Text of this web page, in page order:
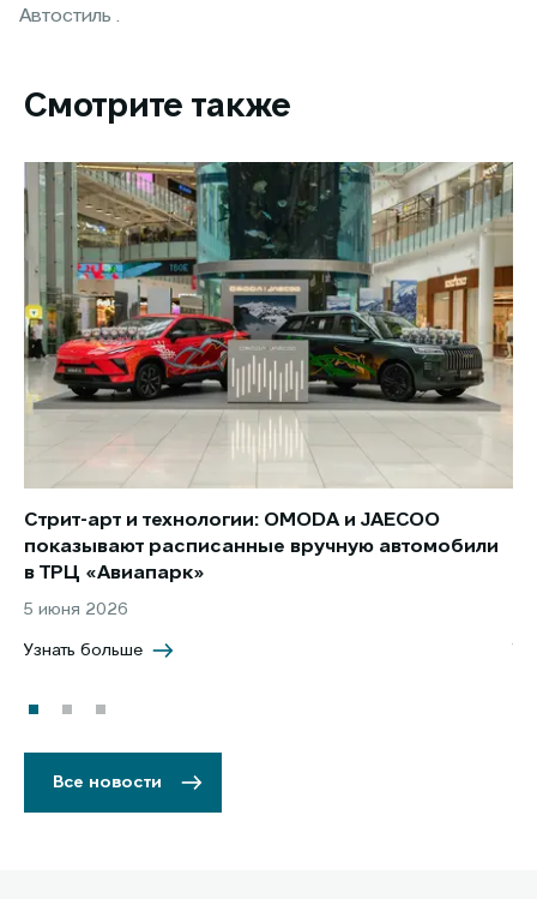
Автостиль .
Смотрите также
Стрит-арт и технологии: OMODA и JAECOO
показывают расписанные вручную автомобили
в ТРЦ «Авиапарк»
5 июня 2026
Узнать больше
Все новости